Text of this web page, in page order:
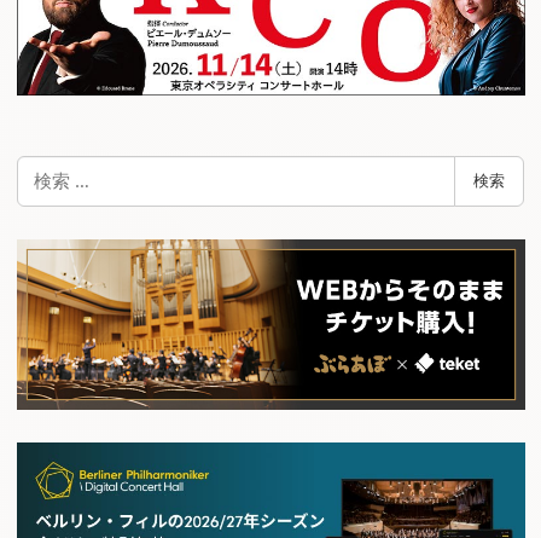
検
検索